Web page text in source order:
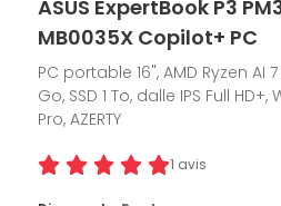
ASUS ExpertBook P3
MB0035X Copilot+ PC
PC portable 16", AMD Ryzen AI
Go, SSD 1 To, dalle IPS Full HD+,
Pro, AZERTY
1 avis